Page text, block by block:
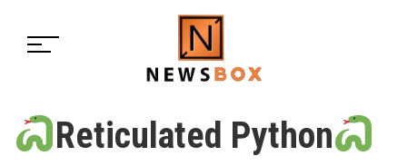
Reticulated Python